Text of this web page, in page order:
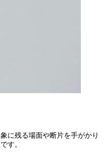
象に残る場面や断片を手がかり
す。